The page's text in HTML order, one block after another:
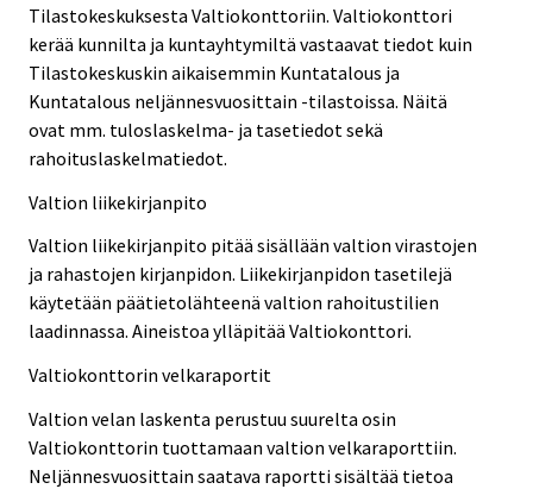
Tilastokeskuksesta Valtiokonttoriin. Valtiokonttori
kerää kunnilta ja kuntayhtymiltä vastaavat tiedot kuin
Tilastokeskuskin aikaisemmin Kuntatalous ja
Kuntatalous neljännesvuosittain -tilastoissa. Näitä
ovat mm. tuloslaskelma- ja tasetiedot sekä
rahoituslaskelmatiedot.
Valtion liikekirjanpito
Valtion liikekirjanpito pitää sisällään valtion virastojen
ja rahastojen kirjanpidon. Liikekirjanpidon tasetilejä
käytetään päätietolähteenä valtion rahoitustilien
laadinnassa. Aineistoa ylläpitää Valtiokonttori.
Valtiokonttorin velkaraportit
Valtion velan laskenta perustuu suurelta osin
Valtiokonttorin tuottamaan valtion velkaraporttiin.
Neljännesvuosittain saatava raportti sisältää tietoa